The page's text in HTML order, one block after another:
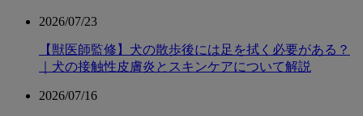
2026/07/23
【獣医師監修】犬の散歩後には足を拭く必要がある？
｜犬の接触性皮膚炎とスキンケアについて解説
2026/07/16